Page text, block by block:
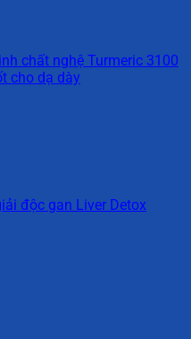
chất nghệ Turmeric 3100
cho dạ dày
độc gan Liver Detox